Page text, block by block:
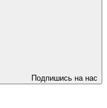
Подпишись на нас